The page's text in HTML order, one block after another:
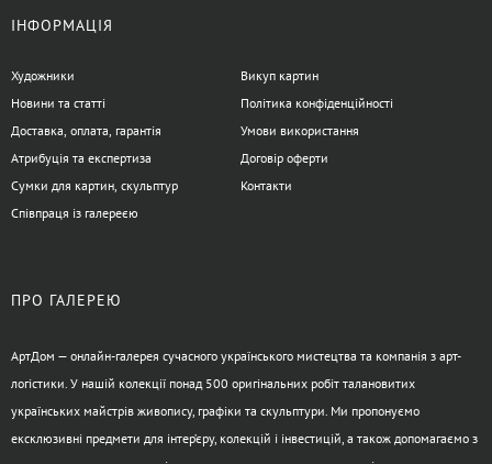
ІНФОРМАЦІЯ
Художники
Новини та статті
Доставка, оплата, гарантія
Атрибуція та експертиза
Сумки для картин, скульптур
Співпраця із галереєю
Викуп картин
Політика конфіденційності
Умови використання
Договір оферти
Контакти
ПРО ГАЛЕРЕЮ
АртДом — онлайн-галерея сучасного українського мистецтва та компанія з арт-
логістики. У нашій колекції понад 500 оригінальних робіт талановитих
українських майстрів живопису, графіки та скульптури. Ми пропонуємо
ексклюзивні предмети для інтер’єру, колекцій і інвестицій, а також допомагаємо з